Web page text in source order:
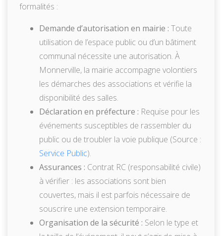
formalités :
Demande d’autorisation en mairie : Toute
utilisation de l’espace public ou d’un bâtiment
communal nécessite une autorisation. À
Monnerville, la mairie accompagne volontiers
les démarches des associations et vérifie la
disponibilité des salles.
Déclaration en préfecture : Requise pour les
événements susceptibles de rassembler du
public ou de troubler la voie publique (Source :
Service Public).
Assurances : Contrat RC (responsabilité civile)
à vérifier : les associations sont bien
couvertes, mais il est parfois nécessaire de
souscrire une extension temporaire.
Organisation de la sécurité : Selon le type et